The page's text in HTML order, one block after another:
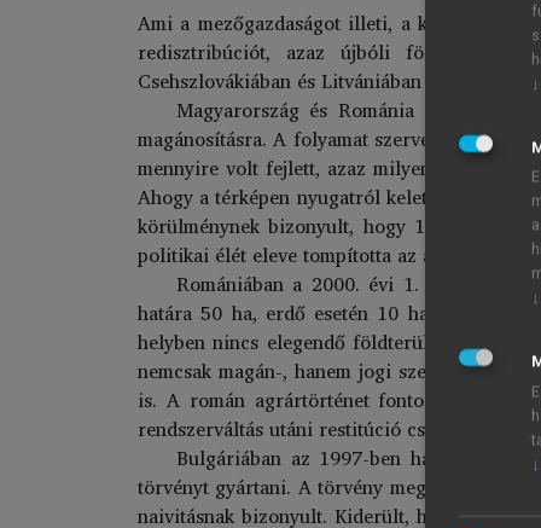
Ami a mezőgazdaságot illeti, a kelet-
redisztribúciót, azaz újbóli földosztást.
Csehszlovákiában és Litvániában – például –
Magyarország és Románia a kevert
magánosításra. A folyamat szervezhetősége
mennyire volt fejlett, azaz milyen elvi
Ahogy a térképen nyugatról kelet felé
körülménynek bizonyult, hogy 1989 táján
politikai élét eleve tompította az a tény, hogy
Romániában a 2000. évi 1. törvény a
határa 50 ha, erdő esetén 10 ha. A
helyben nincs elegendő földterület a
nemcsak magán-, hanem jogi személyek is
is. A román agrártörténet fontos
rendszerváltás utáni restitúció csak az 1945
Bulgáriában az 1997-ben hatalomra
törvényt gyártani. A törvény meglehetősen
naivitásnak bizonyult. Kiderült, hogy
↓
↓
↓